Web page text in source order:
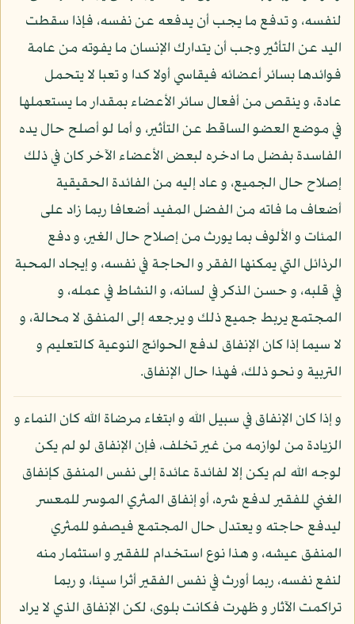
لنفسه، و تدفع ما يجب أن يدفعه عن نفسه، فإذا سقطت
اليد عن التأثير وجب أن يتدارك الإنسان ما يفوته من عامة
فوائدها بسائر أعضائه فيقاسي أولا كدا و تعبا لا يتحمل
عادة، و ينقص من أفعال سائر الأعضاء بمقدار ما يستعملها
في موضع العضو الساقط عن التأثير، و أما لو أصلح حال يده
الفاسدة بفضل ما ادخره لبعض الأعضاء الآخر كان في ذلك
إصلاح حال الجميع، و عاد إليه من الفائدة الحقيقية
أضعاف ما فاته من الفضل المفيد أضعافا ربما زاد على
المئات و الألوف بما يورث من إصلاح حال الغير، و دفع
الرذائل التي يمكنها الفقر و الحاجة في نفسه، و إيجاد المحبة
في قلبه، و حسن الذكر في لسانه، و النشاط في عمله، و
المجتمع يربط جميع ذلك و يرجعه إلى المنفق لا محالة، و
لا سيما إذا كان الإنفاق لدفع الحوائج النوعية كالتعليم و
التربية و نحو ذلك، فهذا حال الإنفاق.
و إذا كان الإنفاق في سبيل الله و ابتغاء مرضاة الله كان النماء و
الزيادة من لوازمه من غير تخلف، فإن الإنفاق لو لم يكن
لوجه الله لم يكن إلا لفائدة عائدة إلى نفس المنفق كإنفاق
الغني للفقير لدفع شره، أو إنفاق المثري الموسر للمعسر
ليدفع حاجته و يعتدل حال المجتمع فيصفو للمثري
المنفق عيشه، و هذا نوع استخدام للفقير و استثمار منه
لنفع نفسه، ربما أورث في نفس الفقير أثرا سيئا، و ربما
تراكمت الآثار و ظهرت فكانت بلوى، لكن الإنفاق الذي لا يراد